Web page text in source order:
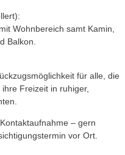
Wohnbereich samt Kamin,
Balkon.
für alle, die
Freizeit in ruhiger,
– gern
vor Ort.